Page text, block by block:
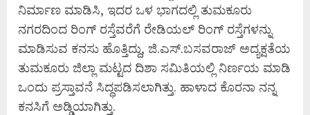
ನಿರ್ಮಾಣ ಮಾಡಿಸಿ, ಇದರ ಒಳ ಭಾಗದಲ್ಲಿ ತುಮಕೂರು
ನಗರದಿಂದ ರಿಂಗ್ ರಸ್ತೆವರೆಗೆ ರೇಡಿಯಲ್ ರಿಂಗ್ ರಸ್ತೆಗಳನ್ನು
ಮಾಡಿಸುವ ಕನಸು ಹೊತ್ತಿದ್ದು, ಜಿ.ಎಸ್.ಬಸವರಾಜ್ ಅದ್ಯಕ್ಷತೆಯ
ತುಮಕೂರು ಜಿಲ್ಲಾ ಮಟ್ಟದ ದಿಶಾ ಸಮಿತಿಯಲ್ಲಿ ನಿರ್ಣಯ ಮಾಡಿ
ಒಂದು ಪ್ರಸ್ತಾವನೆ ಸಿದ್ಧಪಡಿಸಲಾಗಿತ್ತು. ಹಾಳಾದ ಕೊರನಾ ನನ್ನ
ಕನಸಿಗೆ ಅಡ್ಡಿಯಾಗಿತ್ತು.